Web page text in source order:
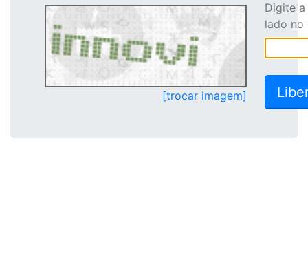
[trocar imagem]
Digite
lado no